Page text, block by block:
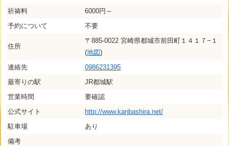
祈祷料
6000円～
予約について
不要
住所
〒885-0022 宮崎県都城市前田町１４１７−１
(地図)
連絡先
0986231395
最寄りの駅
JR都城駅
営業時間
要確認
公式サイト
http://www.kanbashira.net/
駐車場
あり
備考